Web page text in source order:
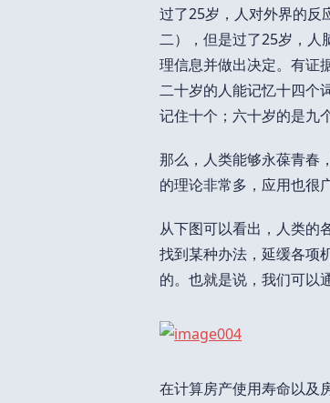
过了25岁，人对外界的反
二），但是过了25岁，人
理信息并做出决定。有证
二十岁的人能记忆十四个
记住十个；六十岁的是九
那么，人类能够永葆青春
的理论非常多，应用也很
从下图可以看出，人类的
找到某种办法，延缓各项
的。也就是说，我们可以
在计算房产使用寿命以及